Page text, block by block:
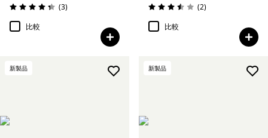
評価: 4.3 / 5
(3レビュー
)
比較
評価: 3.5 / 5
(2レビュー
)
比較
新製品 新製品